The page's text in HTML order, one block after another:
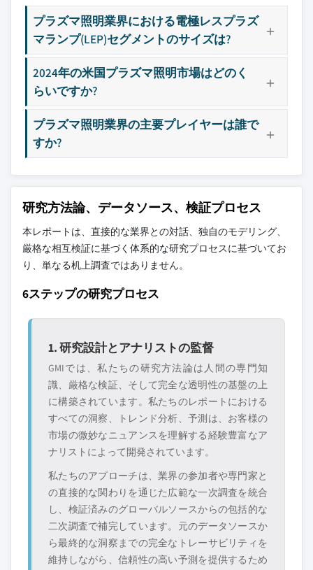
3.4.4 ラテンアメリカ
3.4.5 中東・アフリカ
3.5 ポーターの分析
3.6 PESTEL分析
3.7 技術とイノベーションの状況
3.7.1 現在の技術トレンド
3.8 価格動向
3.8.1 地域別
3.9 価格戦略
3.10 新興ビジネスモデル
3.11 コンプライアンス要件
3.12 持続可能性対策
3.13 消費者センチメント分析
4.3.4.1 リーダー
4.3.4.2 チャレンジャー
4.3.4.3 フォロワー
4.3.4.4 ニッチプレイヤー
4.3.5 戦略的展望マトリックス
4.4 主要動向（2021-2024年）
4.4.2 パートナーシップと提携
4.4.3 技術的進歩
4.4.5 デジタルトランスフォーメーションの取り
組み
4.5 新興/スタートアップ企業の競合状況
8.4 アジア太平洋
8.4.1 中国
8.4.2 インド
8.4.3 日本
8.4.4 韓国
8.4.5 オーストラリア
8.5 ラテンアメリカ
8.6.1 南アフリカ
8.6.3 アラブ首長国連邦
9.10 ウシオ社
9.11 ウェイブピア社
9.12 ソラロニクスSA
主要な競合他社が見当たりませんか？
このレポートに掲載されている企業は厳選さ
れたものであり、競合全体を網羅するもので
はありません。
されていないメーカー、販売業者、専門業者
を含む全地域の全プレイヤーを考慮したボト
ムアップ手法を採用しています。プロファイ
ルセクションは戦略的に重要なプレイヤーに
るものではありません。
層に属さない地
域・国内限定のリ
ーダー企業
配する販売代理店
やチャネルパート
ナー
新興の破壊的企
業、スタートアッ
プ、または隣接業
界からの参入者
特定の用途やエン
ドユースに特化し
たニッチプレイヤ
ー
無料カスタマイズ - レポート価値の最大
20%
特定のデータが必要ですか？カスタマイ
ズをリクエストして、正確な要件に合わ
せた洞察を入手してください。
プラズマ照明業界における電極レスプラズ
マランプ(LEP)セグメントのサイズは?
2024年の米国プラズマ照明市場はどのく
らいですか?
プラズマ照明業界の主要プレイヤーは誰で
すか?
研究方法論、データソース、検証プロセス
本レポートは、直接的な業界との対話、独自のモデリング、
厳格な相互検証に基づく体系的な研究プロセスに基づいてお
り、単なる机上調査ではありません。
6ステップの研究プロセス
1. 研究設計とアナリストの監督
GMIでは、私たちの研究方法論は人間の専門知
識、厳格な検証、そして完全な透明性の基盤の上
に構築されています。私たちのレポートにおける
すべての洞察、トレンド分析、予測は、お客様の
市場の微妙なニュアンスを理解する経験豊富なア
ナリストによって開発されています。
私たちのアプローチは、業界の参加者や専門家と
の直接的な関わりを通じた広範な一次調査を統合
し、検証済みのグローバルソースからの包括的な
二次調査で補完しています。元のデータソースか
ら最終的な洞察までの完全なトレーサビリティを
維持しながら、信頼性の高い予測を提供するため